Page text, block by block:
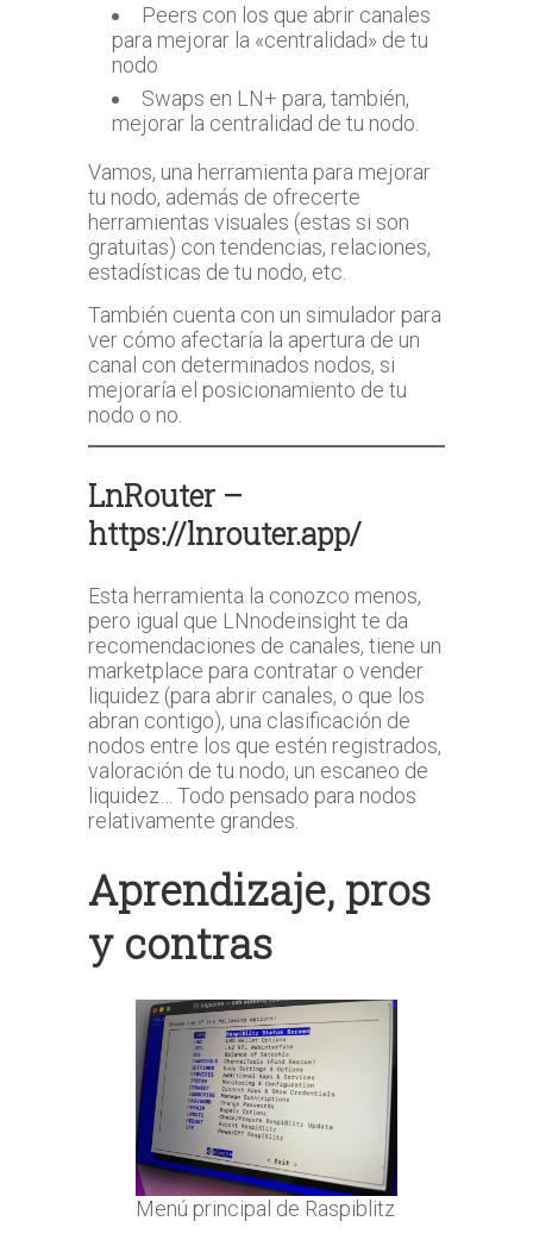
Peers con los que abrir canales
para mejorar la «centralidad» de tu
nodo
Swaps en LN+ para, también,
mejorar la centralidad de tu nodo.
Vamos, una herramienta para mejorar
tu nodo, además de ofrecerte
herramientas visuales (estas si son
gratuitas) con tendencias, relaciones,
estadísticas de tu nodo, etc.
También cuenta con un simulador para
ver cómo afectaría la apertura de un
canal con determinados nodos, si
mejoraría el posicionamiento de tu
nodo o no.
LnRouter –
https://lnrouter.app/
Esta herramienta la conozco menos,
pero igual que LNnodeinsight te da
recomendaciones de canales, tiene un
marketplace para contratar o vender
liquidez (para abrir canales, o que los
abran contigo), una clasificación de
nodos entre los que estén registrados,
valoración de tu nodo, un escaneo de
liquidez… Todo pensado para nodos
relativamente grandes.
Aprendizaje, pros
y contras
Menú principal de Raspiblitz